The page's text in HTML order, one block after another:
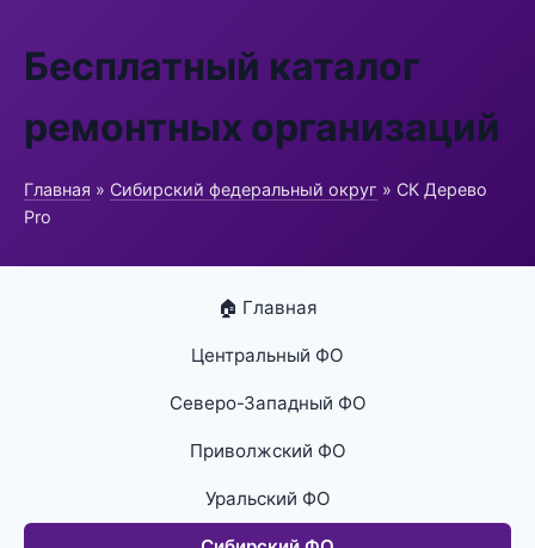
Бесплатный каталог
ремонтных организаций
Главная » Сибирский федеральный округ » СК Дерево
Pro
🏠 Главная
Центральный ФО
Северо-Западный ФО
Приволжский ФО
Уральский ФО